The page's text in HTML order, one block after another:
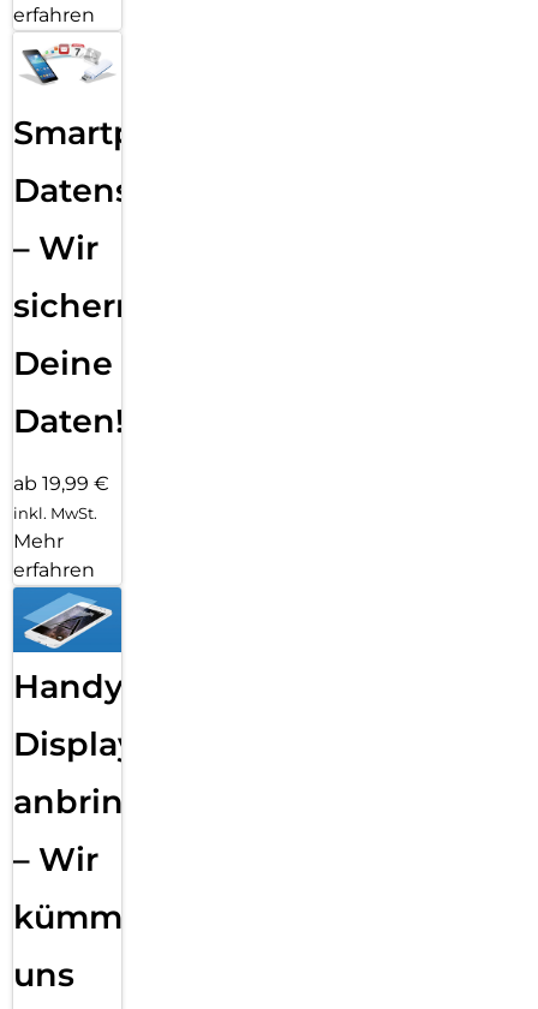
erfahren
Smartphone
Datensicherung
– Wir
sichern
Deine
Daten!
ab 19,99 €
inkl. MwSt.
Mehr
erfahren
Handy
Displayfolie
anbringen
– Wir
kümmern
uns